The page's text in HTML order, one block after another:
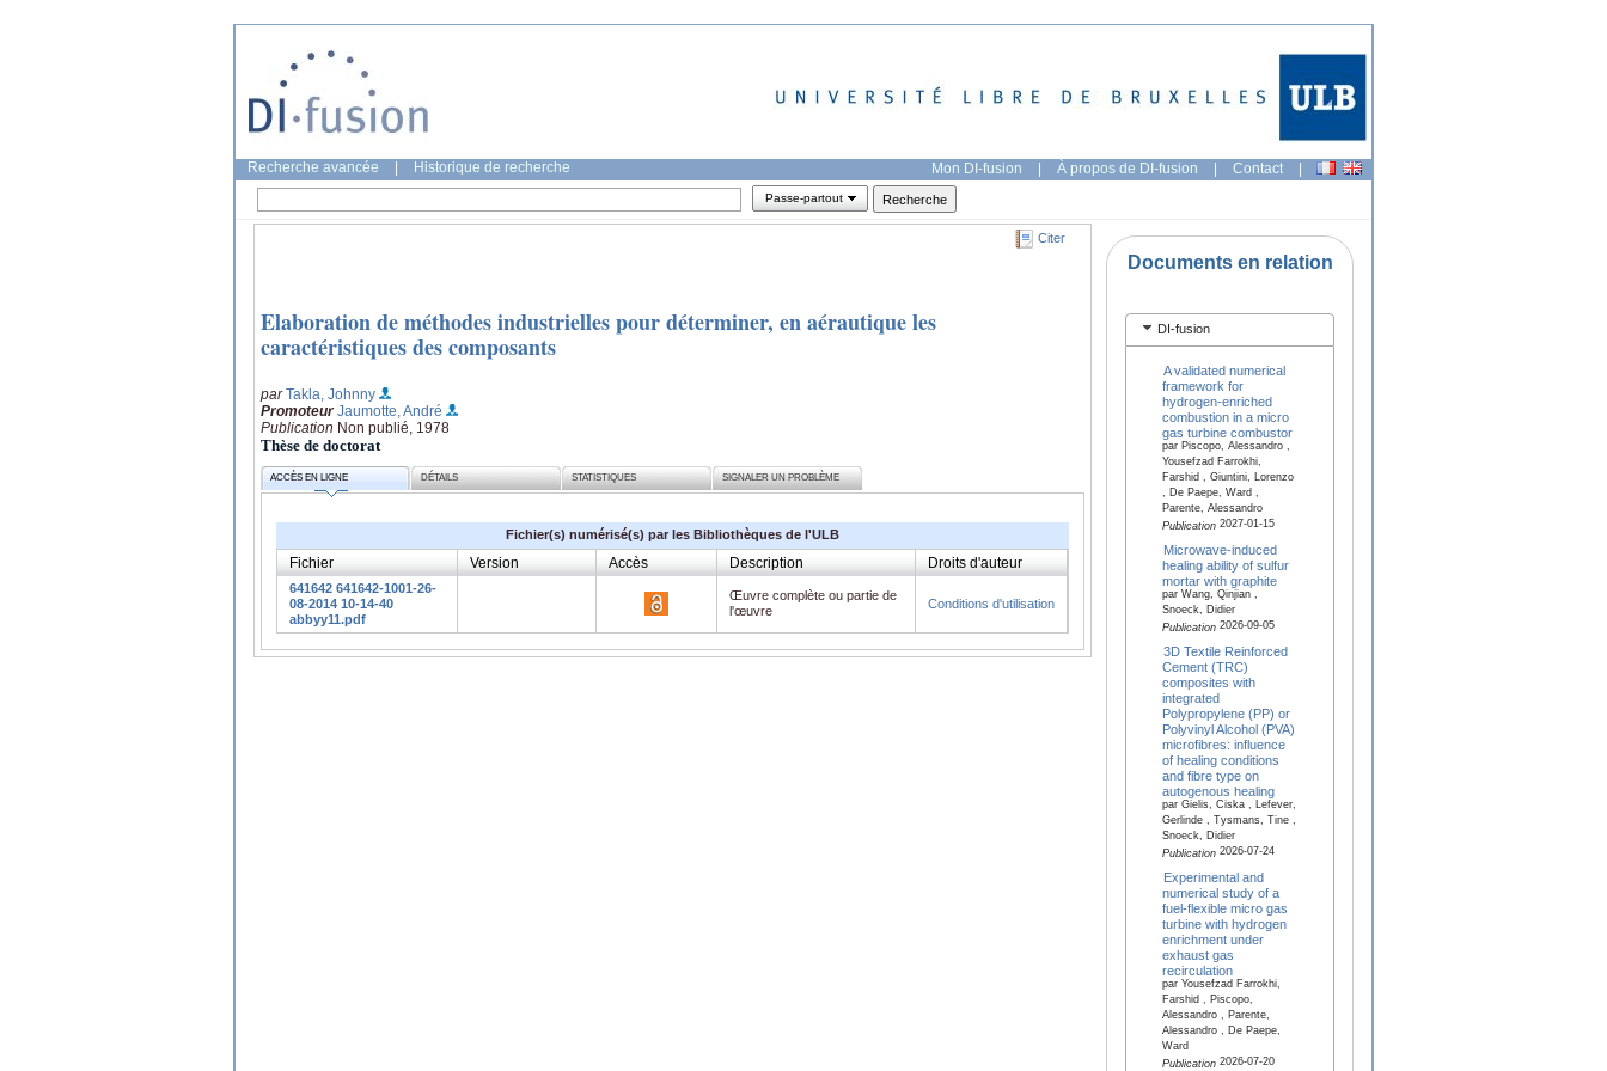
Recherche avancée Historique de recherche Mon DI-fusion | À propos de DI-fusion | Contact |
Passe-partout
Citer
Elaboration de méthodes industrielles pour déterminer, en aérautique les
caractéristiques des composants
parTakla, Johnny
Promoteur Jaumotte, André
Publication Non publié, 1978
Thèse de doctorat
ACCÈS EN LIGNE DÉTAILS STATISTIQUES SIGNALER UN PROBLÈME
Fichier(s) numérisé(s) par les Bibliothèques de l'ULB
Fichier Version Accès Description Droits d'auteur
641642 641642-1001-26-
08-2014 10-14-40
abbyy11.pdf
Œuvre complète ou partie de
l'œuvre
Conditions d'utilisation
Documents en relation
DI-fusion
A validated numerical
framework for
hydrogen-enriched
combustion in a micro
gas turbine combustor
par Piscopo, Alessandro ,
Yousefzad Farrokhi,
Farshid , Giuntini, Lorenzo
, De Paepe, Ward ,
Parente, Alessandro
Publication2027-01-15
Microwave-induced
healing ability of sulfur
mortar with graphite
par Wang, Qinjian ,
Snoeck, Didier
Publication2026-09-05
3D Textile Reinforced
Cement (TRC)
composites with
integrated
Polypropylene (PP) or
Polyvinyl Alcohol (PVA)
microfibres: influence
of healing conditions
and fibre type on
autogenous healing
par Gielis, Ciska , Lefever,
Gerlinde , Tysmans, Tine ,
Snoeck, Didier
Publication2026-07-24
Experimental and
numerical study of a
fuel-flexible micro gas
turbine with hydrogen
enrichment under
exhaust gas
recirculation
par Yousefzad Farrokhi,
Farshid , Piscopo,
Alessandro , Parente,
Alessandro , De Paepe,
Ward
Publication2026-07-20